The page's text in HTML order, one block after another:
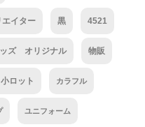
エイター 黒 4521
ズ オリジナル 物販
ロット カラフル
ユニフォーム